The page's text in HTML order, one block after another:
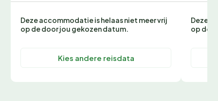
Deze accommodatie is helaas niet meer vrij
op de door jou gekozen datum.
Kies andere reisdata
Deze
op de